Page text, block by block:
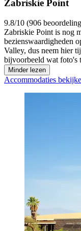
Zabriskie Point
9.8/10 (906
Zabriskie Point is nog
bezienswaardigheden
Valley, dus neem hier
bijvoorbeeld wat foto's
Minder lezen
Accommodaties